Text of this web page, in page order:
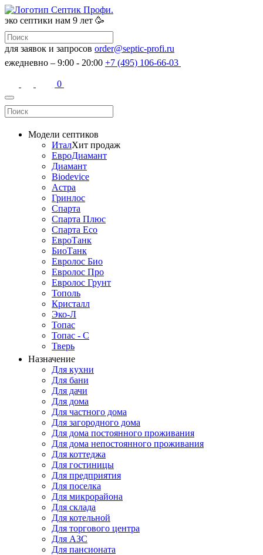
эко септики нам 9 лет 🥳
для заявок и запросов order@septic-profi.ru
ежедневно – 9:00 - 20:00 +7 (495) 106-66-03
0
Модели септиков
ИталХит продаж
ЕвроДиамант
Диамант
Biodevice
Астра
Гринлос
Спарта
Спарта Плюс
Спарта Eco
ЕвроТанк
БиоТанк
Евролос Био
Евролос Про
Евролос Грунт
Тополь
Кристалл
Эко-Л
Топас
Топас - С
Тверь
Назначение
Для кухни
Для бани
Для дачи
Для дома
Для частного дома
Для загородного дома
Для дома постоянного проживания
Для дома непостоянного проживания
Для коттеджа
Для гостиницы
Для предприятия
Для поселка
Для микрорайона
Для склада
Для котельной
Для торгового центра
Для АЗС
Для пансионата